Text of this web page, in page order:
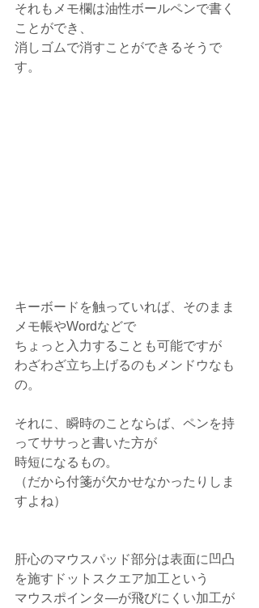
それもメモ欄は油性ボールペンで書く
ことができ、
消しゴムで消すことができるそうで
す。
キーボードを触っていれば、そのまま
メモ帳やWordなどで
ちょっと入力することも可能ですが
わざわざ立ち上げるのもメンドウなも
の。
それに、瞬時のことならば、ペンを持
ってササっと書いた方が
時短になるもの。
（だから付箋が欠かせなかったりしま
すよね）
肝心のマウスパッド部分は表面に凹凸
を施すドットスクエア加工という
マウスポインタ―が飛びにくい加工が